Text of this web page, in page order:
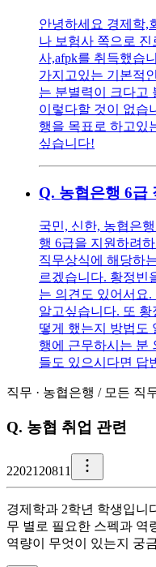
안녕하세요 경제학,
나 보험사 쪽으로
사,afpk를 취득했습
가지고있는 기본적
는 분별력이 크다고
이렇다할 것이 없습
행을 목표로 하고있
싶습니다!
Q. 농협은행 6급
국민, 신한, 농협은
행 6급을 지원하려
직무상식에 해당하
르겠습니다. 황정빈
는 의견도 있어서요.
알고싶습니다. 또
떻게 했는지 방법도
행에 근무하시는 분
들도 있으시다면 답
직무 · 농협은행 / 모든 직
Q. 농협 취업 관련
2202120811
경제학과 2학년 학생입니
무 별로 필요한 스펙과 역
역량이 무엇이 있는지 궁